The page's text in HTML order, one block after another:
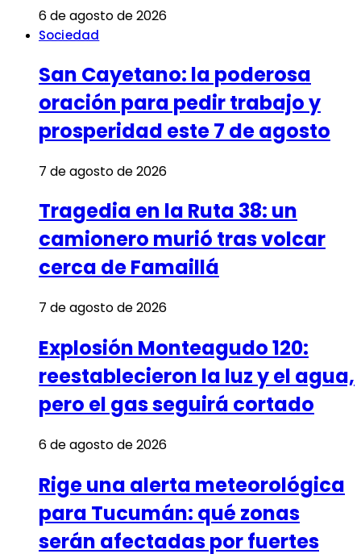
6 de agosto de 2026
Sociedad
San Cayetano: la poderosa
oración para pedir trabajo y
prosperidad este 7 de agosto
7 de agosto de 2026
Tragedia en la Ruta 38: un
camionero murió tras volcar
cerca de Famaillá
7 de agosto de 2026
Explosión Monteagudo 120:
reestablecieron la luz y el agua,
pero el gas seguirá cortado
6 de agosto de 2026
Rige una alerta meteorológica
para Tucumán: qué zonas
serán afectadas por fuertes